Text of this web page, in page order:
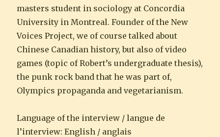
masters student in sociology at Concordia
University in Montreal. Founder of the New
Voices Project, we of course talked about
Chinese Canadian history, but also of video
games (topic of Robert’s undergraduate thesis),
the punk rock band that he was part of,
Olympics propaganda and vegetarianism.
Language of the interview / langue de
l’interview: English / anglais